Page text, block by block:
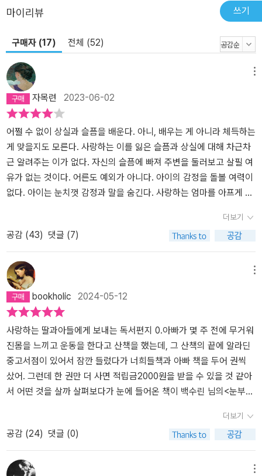
마이리뷰 쓰기
구매자 (17) 전체 (52)
자목련 2023-06-02
어쩔 수 없이 상실과 슬픔을 배운다. 아니, 배우는 게 아니라 체득하는
게 맞을지도 모른다. 사랑하는 이를 잃은 슬픔과 상실에 대해 차근차
근 알려주는 이가 없다. 자신의 슬픔에 빠져 주변을 둘러보고 살필 여
유가 없는 것이다. 어른도 예외가 아니다. 아이의 감정을 돌볼 여력이
없다. 아이는 눈치껏 감정과 말을 숨긴다. 사랑하는 엄마를 아프게 하
수 없는 슬픔이었다는 걸 나중에야 알게 된다. 누군가 그게 성장하는
거라고 말할지도 모른다. 조금씩 나아지고 괜찮아지고 있다고 말이
다. 그래도 누군가 곁에서 그 슬픔을 어루만지고 달래줘야 한다. 『눈
부신 안부』속 어린 ‘해미’는 스스로가 그런 역할을 자처했다. 1994년
가스 폭발 사고로 중학생이었던 언니를 잃고 엄마와 아빠는 슬픔에
침잠한다. 해미와 다르게 동생 해나는 마냥 즐겁다. 엄마와 아빠는 별
거를 했고 해미는 유학을 결정한 엄마와 해나와 함께 ‘행자’ 이모가 있
는 독일 G시로 향한다. 행자 이모는 파독 간호사로 일하다 지금은 의
사가 되었고 같은 처지의 다른 이모들과 함께 살아간다. 그곳에서 ‘마
리아’ 이모와 ‘선자’ 이모를 만나고 조금씩 독일 생활에 적응한다. 언
니를 잃은 슬픔이나 낯선 독일에서의 외로움을 알아주는 건 엄마가
아닌 행자 이모다. 해미의 마음을 헤아려주는 건 엄마가 아닌 행자 이
든다. 해미가 독일에서의 생활에 적응하고 안정이 되기 시작한 건 마
리아 이모의 딸 ‘레나’와 선자 이모의 아들 ‘한수’를 만나고부터다. 가
족끼리 만나고 왕래를 하면서 서로가 독일어와 한국말을 가르쳐 주면
서 친해진다. 그러다 한수의 부탁으로 셋은 단단한 사이가 된다. 한수
더보기
공감 (43) 댓글 (7)
bookholic 2024-05-12
사랑하는 딸과아들에게 보내는 독서편지 0.아빠가 몇 주 전에 무거워
진몸을 느끼고 운동을 한다고 산책을 했는데, 그 산책의 끝에 알라딘
중고서점이 있어서 잠깐 들렀다가 너희들책과 아빠 책을 두어 권씩
샀어. 그런데 한 권만 더 사면 적립금2000원을 받을 수 있을 것 같아
서 어떤 것을 살까 살펴보다가 눈에 들어온 책이 백수린 님의<눈부신
어 책 제목은 알고 있던 책이야. 지은이는 백수린이라는 분인데, 아빠
는 젊은작가상 수상집에서 단편만 두 편 읽은 작가인데, 작품이어땠
는지 기억은 잘 나지 않았어. 이 소설은 다른 사람들의 평도 좋고,요즘
우리나라 작가들의 책들은 신뢰가 많이 가고 해서 구입해서 적립금 2
더보기
공감 (24) 댓글 (0)